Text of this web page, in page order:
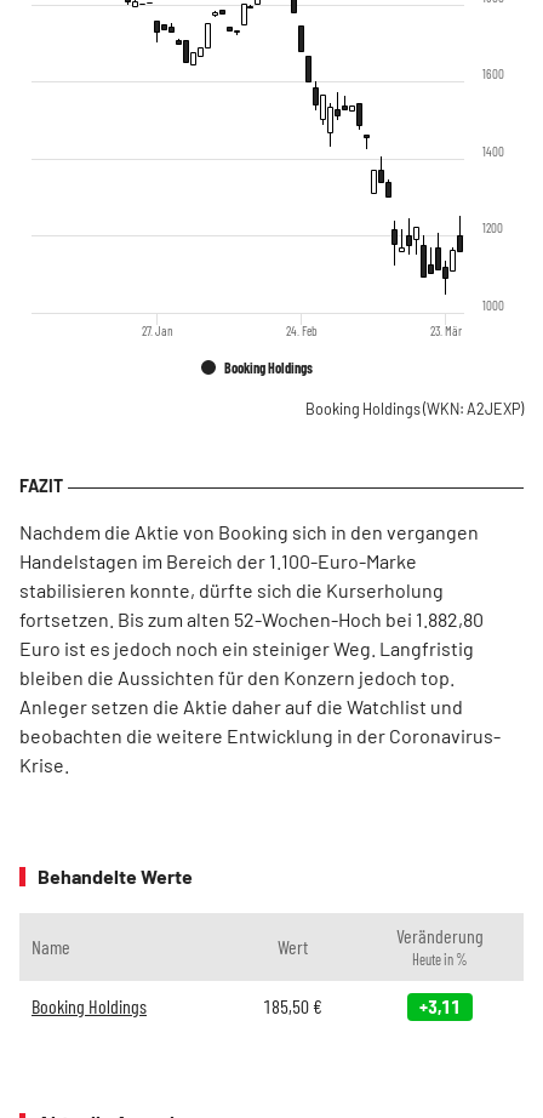
Booking Holdings
27. Jan 24. Feb 23. Mär
1000
1200
1400
1600
Booking Holdings(WKN: A2JEXP)
Nachdem die Aktie von Booking sich in den vergangen
Handelstagen im Bereich der 1.100-Euro-Marke
stabilisieren konnte, dürfte sich die Kurserholung
fortsetzen. Bis zum alten 52-Wochen-Hoch bei 1.882,80
Euro ist es jedoch noch ein steiniger Weg. Langfristig
bleiben die Aussichten für den Konzern jedoch top.
Anleger setzen die Aktie daher auf die Watchlist und
beobachten die weitere Entwicklung in der Coronavirus-
Krise.
Behandelte Werte
Name Wert Veränderung
Heute in %
Booking Holdings 185,50€ +3,11